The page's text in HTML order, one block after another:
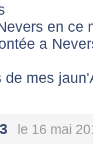
en ce
a
de mes
le 16 mai